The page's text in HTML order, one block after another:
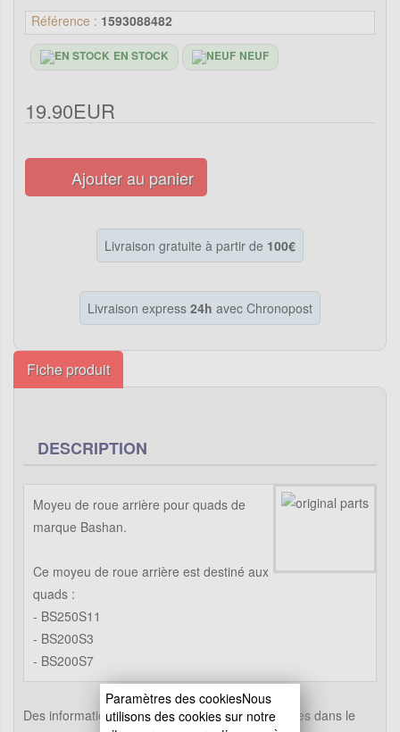
Référence : 1593088482
EN STOCK NEUF
19.90EUR
Ajouter au panier
Livraison gratuite à partir de 100€
Livraison express 24h avec Chronopost
Fiche produit
DESCRIPTION
Moyeu de roue arrière pour quads de
marque Bashan.
Ce moyeu de roue arrière est destiné aux
quads :
- BS250S11
- BS200S3
- BS200S7
Des informations supplémentaires sont disponibles dans le
Paramètres des cookiesNous
utilisons des cookies sur notre